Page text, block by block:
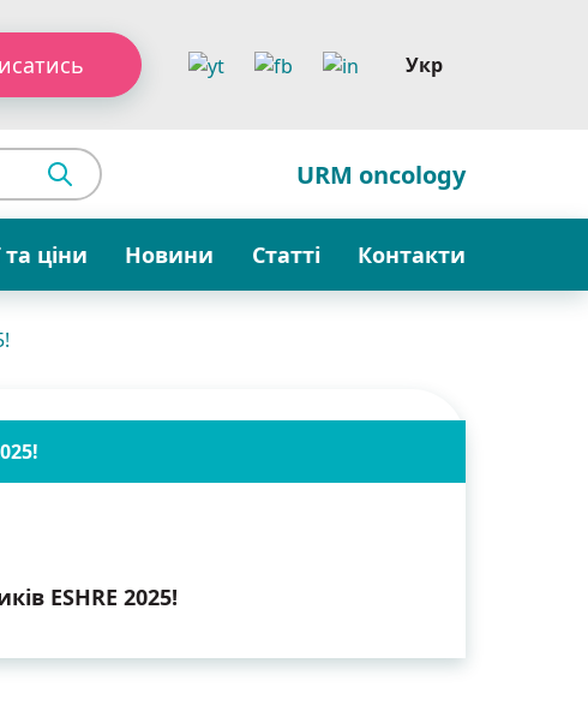
Укр
URM oncology
та ціни Новини Статті Контакти
ESHRE 2025!